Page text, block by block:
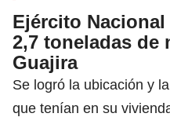
Ejército
2,7 toneladas de
Guajira
Se logró la ubicación y
que tenían en su